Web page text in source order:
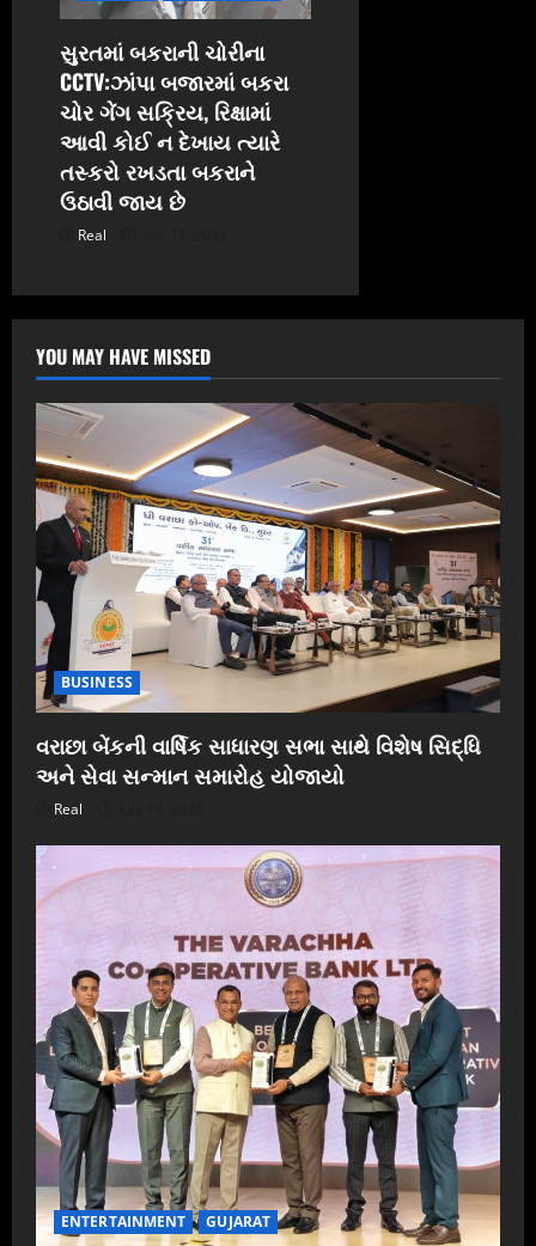
સુરતમાં બકરાની ચોરીના
CCTV:ઝાંપા બજારમાં બકરા
ચોર ગેંગ સક્રિય, રિક્ષામાં
આવી કોઈ ન દેખાય ત્યારે
તસ્કરો રખડતા બકરાને
ઉઠાવી જાય છે
Real
YOU MAY HAVE MISSED
BUSINESS
વરાછા બેંકની વાર્ષિક સાધારણ સભા સાથે વિશેષ સિદ્ધિ
અને સેવા સન્માન સમારોહ યોજાયો
Real
ENTERTAINMENT GUJARAT